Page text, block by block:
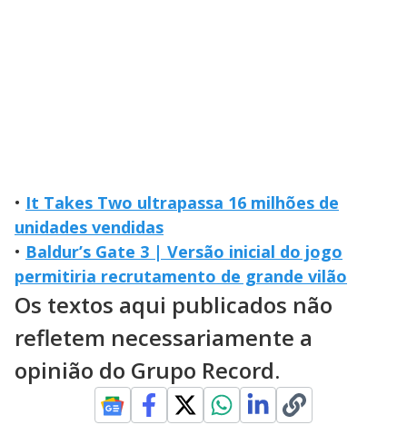
• It Takes Two ultrapassa 16 milhões de
unidades vendidas
• Baldur’s Gate 3 | Versão inicial do jogo
permitiria recrutamento de grande vilão
Os textos aqui publicados não
refletem necessariamente a
opinião do Grupo Record.